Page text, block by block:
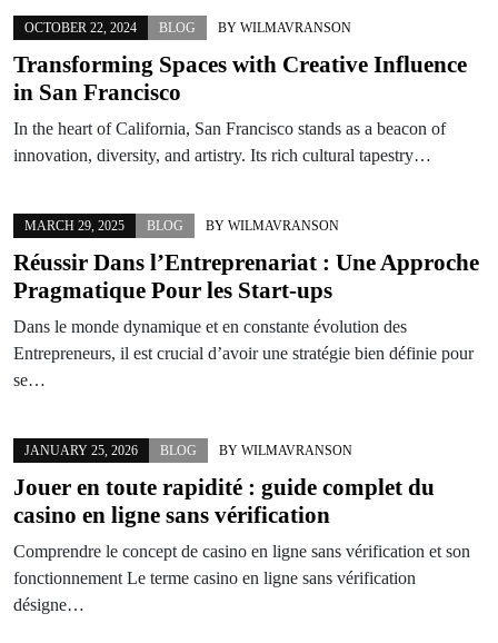
OCTOBER 22, 2024 BLOG BY WILMAVRANSON
Transforming Spaces with Creative Influence
in San Francisco
In the heart of California, San Francisco stands as a beacon of
innovation, diversity, and artistry. Its rich cultural tapestry…
MARCH 29, 2025 BLOG BY WILMAVRANSON
Réussir Dans l’Entreprenariat : Une Approche
Pragmatique Pour les Start-ups
Dans le monde dynamique et en constante évolution des
Entrepreneurs, il est crucial d’avoir une stratégie bien définie pour
se…
JANUARY 25, 2026 BLOG BY WILMAVRANSON
Jouer en toute rapidité : guide complet du
casino en ligne sans vérification
Comprendre le concept de casino en ligne sans vérification et son
fonctionnement Le terme casino en ligne sans vérification
désigne…